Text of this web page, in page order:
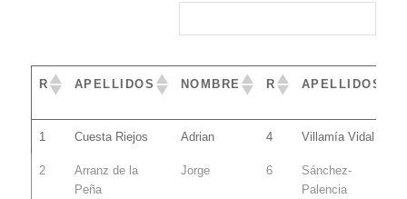
R APELLIDOS NOMBRE R APELLIDOS
R APELLIDOS NOMBRE R APELLIDOS
1 Cuesta Riejos Adrian 4 Villamía Vidal
2
Arranz de la
Peña
Jorge 6
Sánchez-
Palencia